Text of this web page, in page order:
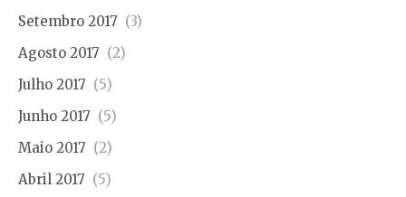
Setembro 2017 (3)
Agosto 2017 (2)
Julho 2017 (5)
Junho 2017 (5)
Maio 2017 (2)
Abril 2017 (5)